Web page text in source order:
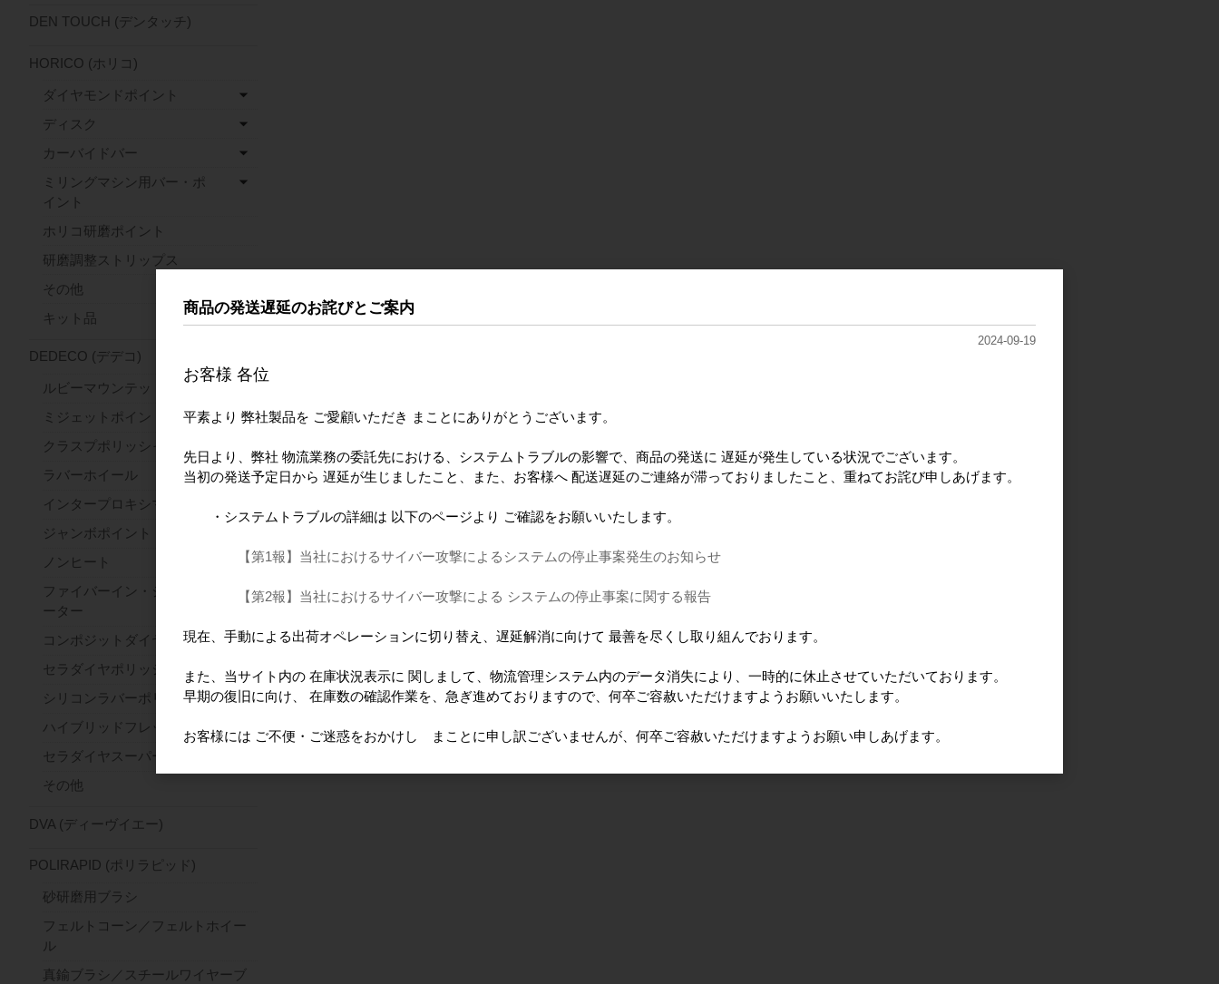
DEN TOUCH (デンタッチ)
HORICO (ホリコ)
ダイヤモンドポイント
ディスク
カーバイドバー
ミリングマシン用バー・ポ
イント
ホリコ研磨ポイント
研磨調整ストリップス
その他
キット品
DEDECO (デデコ)
ルビーマウンテッドポイント
ミジェットポイント
クラスプポリッシャー
ラバーホイール
インタープロキシマルホイール
ジャンボポイント
ノンヒート
ファイバーイン・ジルコンセパレ
ーター
コンポジットダイヤ
セラダイヤポリッシャー
シリコンラバーポリッシャー
ハイブリッドフレックス
セラダイヤスーパーファースト
その他
DVA (ディーヴイエー)
POLIRAPID (ポリラピッド)
砂研磨用ブラシ
フェルトコーン／フェルトホイー
ル
真鍮ブラシ／スチールワイヤーブ
商品の発送遅延のお詫びとご案内
2024-09-19
お客様 各位
平素より 弊社製品を ご愛顧いただき まことにありがとうございます。
先日より、弊社 物流業務の委託先における、システムトラブルの影響で、商品の発送に 遅延が発生している状況でございます。
当初の発送予定日から 遅延が生じましたこと、また、お客様へ 配送遅延のご連絡が滞っておりましたこと、重ねてお詫び申しあげます。
・システムトラブルの詳細は 以下のページより ご確認をお願いいたします。
【第1報】当社におけるサイバー攻撃によるシステムの停止事案発生のお知らせ
【第2報】当社におけるサイバー攻撃による システムの停止事案に関する報告
現在、手動による出荷オペレーションに切り替え、遅延解消に向けて 最善を尽くし取り組んでおります。
また、当サイト内の 在庫状況表示に 関しまして、物流管理システム内のデータ消失により、一時的に休止させていただいております。
早期の復旧に向け、 在庫数の確認作業を、急ぎ進めておりますので、何卒ご容赦いただけますようお願いいたします。
お客様には ご不便・ご迷惑をおかけし まことに申し訳ございませんが、何卒ご容赦いただけますようお願い申しあげます。